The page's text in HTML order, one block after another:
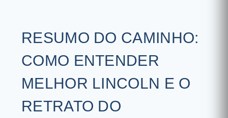
RESUMO DO CAMINHO:
COMO ENTENDER
MELHOR LINCOLN E O
RETRATO DO